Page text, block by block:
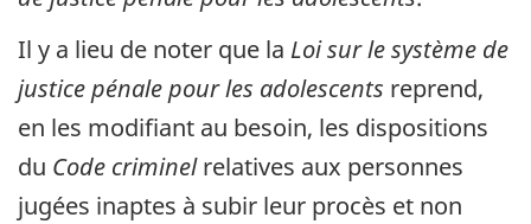
Il y a lieu de noter que la Loi sur le système de
justice pénale pour les adolescents reprend,
en les modifiant au besoin, les dispositions
du Code criminelrelatives aux personnes
jugées inaptes à subir leur procès et non